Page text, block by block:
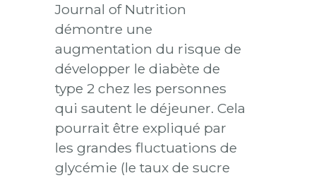
Journal of Nutrition
démontre une
augmentation du risque de
développer le diabète de
type 2 chez les personnes
qui sautent le déjeuner. Cela
pourrait être expliqué par
les grandes fluctuations de
glycémie (le taux de sucre